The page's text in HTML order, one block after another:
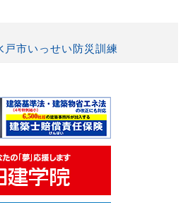
市いっせい防災訓練